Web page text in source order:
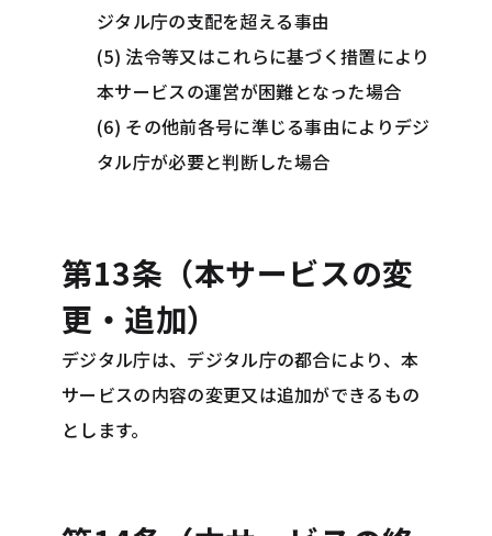
ジタル庁の支配を超える事由
(5) 法令等又はこれらに基づく措置により
本サービスの運営が困難となった場合
(6) その他前各号に準じる事由によりデジ
タル庁が必要と判断した場合
第13条（本サービスの変
更・追加）
デジタル庁は、デジタル庁の都合により、本
サービスの内容の変更又は追加ができるもの
とします。